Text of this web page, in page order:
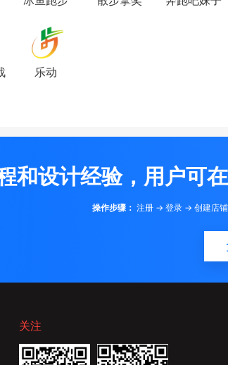
乐动
和设计经验，用户可
操作步骤： 注册 -> 登录 -> 创建店
关注